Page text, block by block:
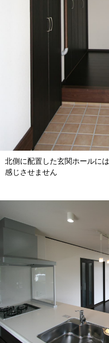
北側に配置した玄関ホールに
感じさせません